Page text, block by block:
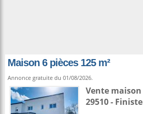
Maison 6 pièces 125 m²
Annonce gratuite du 01/08/2026.
Vente maison
29510 -